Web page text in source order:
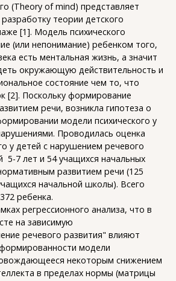
(Theory of mind) представляет
теории детского
[1]. Модель психического
(или непонимание) ребенком того,
есть ментальная жизнь, а значит
окружающую действительность и
состояние чем то, что
[2]. Поскольку формирование
речи, возникла гипотеза о
модели психического у
Проводилась оценка
у детей с нарушением речевого
5-7 лет и 54 учащихся начальных
развитием речи (125
начальной школы). Всего
ребенка.
регрессионного анализа, что в
на зависимую
речевого развития" влияют
модели
некоторым снижением
в пределах нормы (матрицы